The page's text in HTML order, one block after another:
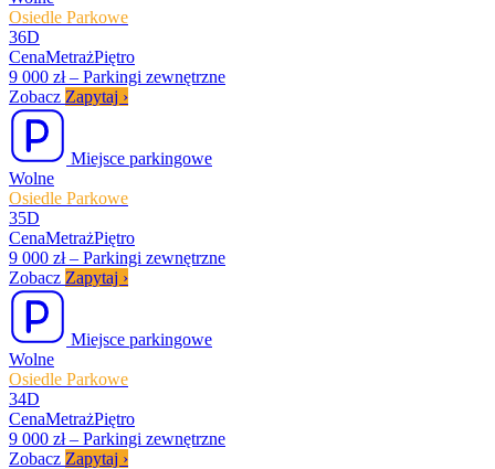
Osiedle Parkowe
36D
CenaMetrażPiętro
9 000 zł – Parkingi zewnętrzne
Zobacz Zapytaj ›
Miejsce parkingowe
Wolne
Osiedle Parkowe
35D
CenaMetrażPiętro
9 000 zł – Parkingi zewnętrzne
Zobacz Zapytaj ›
Miejsce parkingowe
Wolne
Osiedle Parkowe
34D
CenaMetrażPiętro
9 000 zł – Parkingi zewnętrzne
Zobacz Zapytaj ›